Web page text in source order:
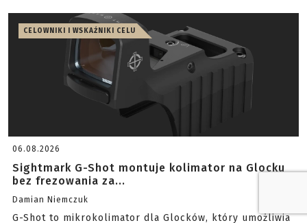
CELOWNIKI I WSKAŹNIKI CELU
06.08.2026
Sightmark G-Shot montuje kolimator na Glocku
bez frezowania za...
Damian Niemczuk
G-Shot to mikrokolimator dla Glocków, który umożliwia